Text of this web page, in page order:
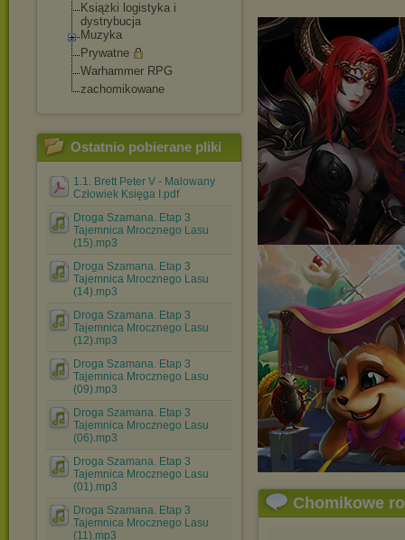
Książki logistyka i
dystrybucja
Muzyka
Prywatne
Warhammer RPG
zachomikowane
Ostatnio pobierane pliki
1.1. Brett Peter V - Malowany
Człowiek Księga I.pdf
Droga Szamana. Etap 3
Tajemnica Mrocznego Lasu
(15).mp3
Droga Szamana. Etap 3
Tajemnica Mrocznego Lasu
(14).mp3
Droga Szamana. Etap 3
Tajemnica Mrocznego Lasu
(12).mp3
Droga Szamana. Etap 3
Tajemnica Mrocznego Lasu
(09).mp3
Droga Szamana. Etap 3
Tajemnica Mrocznego Lasu
(06).mp3
Droga Szamana. Etap 3
Tajemnica Mrocznego Lasu
(01).mp3
Droga Szamana. Etap 3
Tajemnica Mrocznego Lasu
(11).mp3
Chomikowe